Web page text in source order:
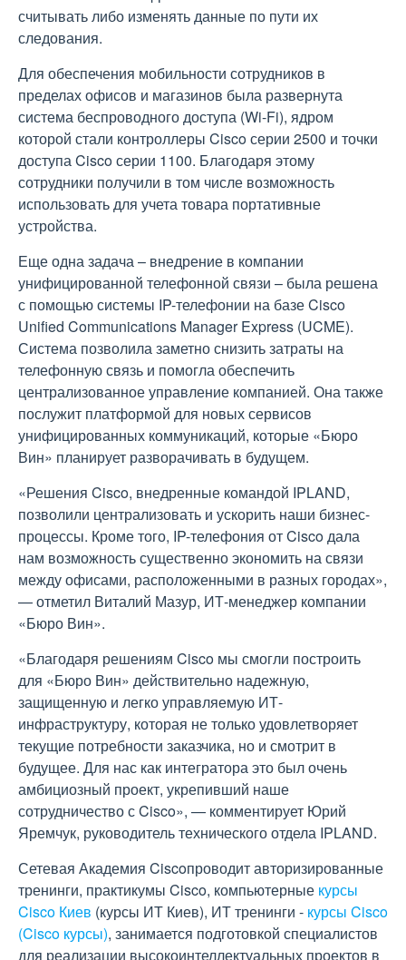
считывать либо изменять данные по пути их
следования.
Для обеспечения мобильности сотрудников в
пределах офисов и магазинов была развернута
система беспроводного доступа (Wi-Fi), ядром
которой стали контроллеры Cisco серии 2500 и точки
доступа Cisco серии 1100. Благодаря этому
сотрудники получили в том числе возможность
использовать для учета товара портативные
устройства.
Еще одна задача – внедрение в компании
унифицированной телефонной связи – была решена
с помощью системы IP-телефонии на базе Cisco
Unified Communications Manager Express (UCME).
Система позволила заметно снизить затраты на
телефонную связь и помогла обеспечить
централизованное управление компанией. Она также
послужит платформой для новых сервисов
унифицированных коммуникаций, которые «Бюро
Вин» планирует разворачивать в будущем.
«Решения Cisco, внедренные командой IPLAND,
позволили централизовать и ускорить наши бизнес-
процессы. Кроме того, IP-телефония от Cisco дала
нам возможность существенно экономить на связи
между офисами, расположенными в разных городах»,
— отметил Виталий Мазур, ИТ-менеджер компании
«Бюро Вин».
«Благодаря решениям Cisco мы смогли построить
для «Бюро Вин» действительно надежную,
защищенную и легко управляемую ИТ-
инфраструктуру, которая не только удовлетворяет
текущие потребности заказчика, но и смотрит в
будущее. Для нас как интегратора это был очень
амбициозный проект, укрепивший наше
сотрудничество с Cisco», — комментирует Юрий
Яремчук, руководитель технического отдела IPLAND.
Сетевая Академия Ciscoпроводит авторизированные
тренинги, практикумы Cisco, компьютерные курсы
Cisco Киев (курсы ИТ Киев), ИТ тренинги - курсы Cisco
(Cisco курсы), занимается подготовкой специалистов
для реализации высокоинтеллектуальных проектов в